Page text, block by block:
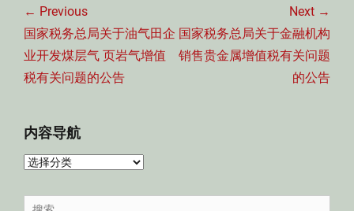
章
导
航
← Previous
Previous
post:
国家税务总局关于油气田企
业开发煤层气 页岩气增值
税有关问题的公告
Next →
Next
post:
国家税务总局关于金融机构
销售贵金属增值税有关问题
的公告
内容导航
内
导Search